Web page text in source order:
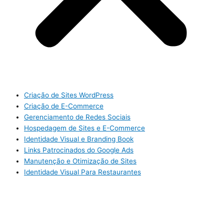
Criação de Sites WordPress
Criação de E-Commerce
Gerenciamento de Redes Sociais
Hospedagem de Sites e E-Commerce
Identidade Visual e Branding Book
Links Patrocinados do Google Ads
Manutenção e Otimização de Sites
Identidade Visual Para Restaurantes